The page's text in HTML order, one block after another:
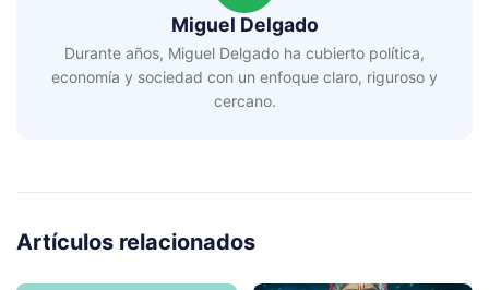
Miguel Delgado
Durante años, Miguel Delgado ha cubierto política,
economía y sociedad con un enfoque claro, riguroso y
cercano.
Artículos relacionados